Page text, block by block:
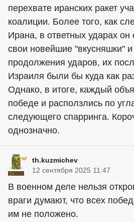
перехвате иранских ракет
коалиции. Более того, как
Ирана, в ответных ударах
свои новейшие "вкусняшки"
продолжения ударов, их
Израиля были бы куда как
Однако, в итоге, каждый
победе и расползлись по
следующего спарринга.
однозначно.
th.kuzmichev
12 сентября 2025 11:47
В военном деле нельзя
враги думают, что всех
им не положено.